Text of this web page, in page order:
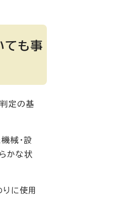
ても事
定の基
械・設
かな状
に使用